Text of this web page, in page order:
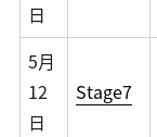
日
5月
12
日
Stage7